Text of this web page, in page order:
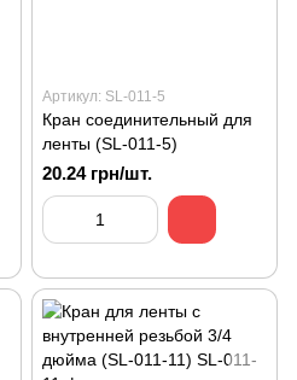
Артикул: SL-011-5
Кран соединительный для
ленты (SL-011-5)
20.24 грн/шт.